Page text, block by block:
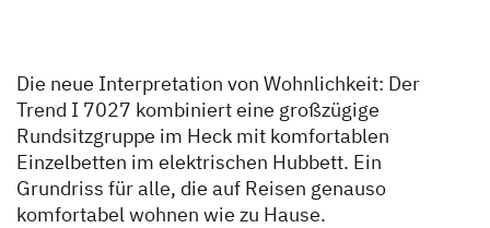
Die neue Interpretation von Wohnlichkeit: Der
Trend I 7027 kombiniert eine großzügige
Rundsitzgruppe im Heck mit komfortablen
Einzelbetten im elektrischen Hubbett. Ein
Grundriss für alle, die auf Reisen genauso
komfortabel wohnen wie zu Hause.